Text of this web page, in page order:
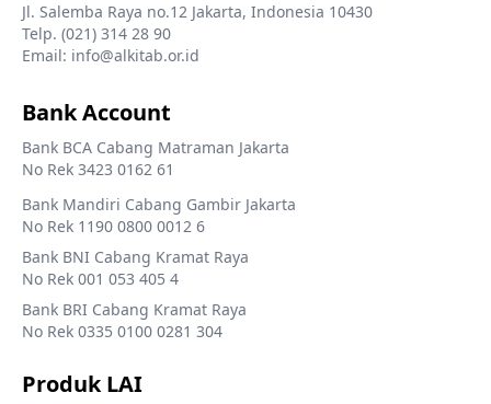
Jl. Salemba Raya no.12 Jakarta, Indonesia 10430
Telp. (021) 314 28 90
Email: info@alkitab.or.id
Bank Account
Bank BCA Cabang Matraman Jakarta
No Rek 3423 0162 61
Bank Mandiri Cabang Gambir Jakarta
No Rek 1190 0800 0012 6
Bank BNI Cabang Kramat Raya
No Rek 001 053 405 4
Bank BRI Cabang Kramat Raya
No Rek 0335 0100 0281 304
Produk LAI